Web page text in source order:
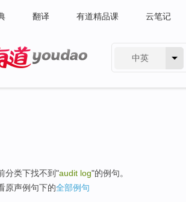
翻译 有道精品课 云笔记
中英
分类下找不到"audit log"的例句。
原声例句下的全部例句